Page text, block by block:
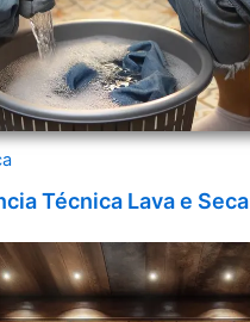
Técnica Lava e Seca